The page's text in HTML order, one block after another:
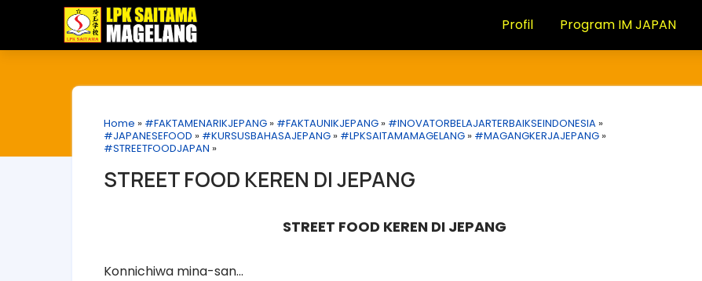
Profil Program IM JAPAN
Home » #FAKTAMENARIKJEPANG » #FAKTAUNIKJEPANG » #INOVATORBELAJARTERBAIKSEINDONESIA »
#JAPANESEFOOD » #KURSUSBAHASAJEPANG » #LPKSAITAMAMAGELANG » #MAGANGKERJAJEPANG »
#STREETFOODJAPAN »
STREET FOOD KEREN DI JEPANG
STREET FOOD KEREN DI JEPANG
Konnichiwa mina-san...